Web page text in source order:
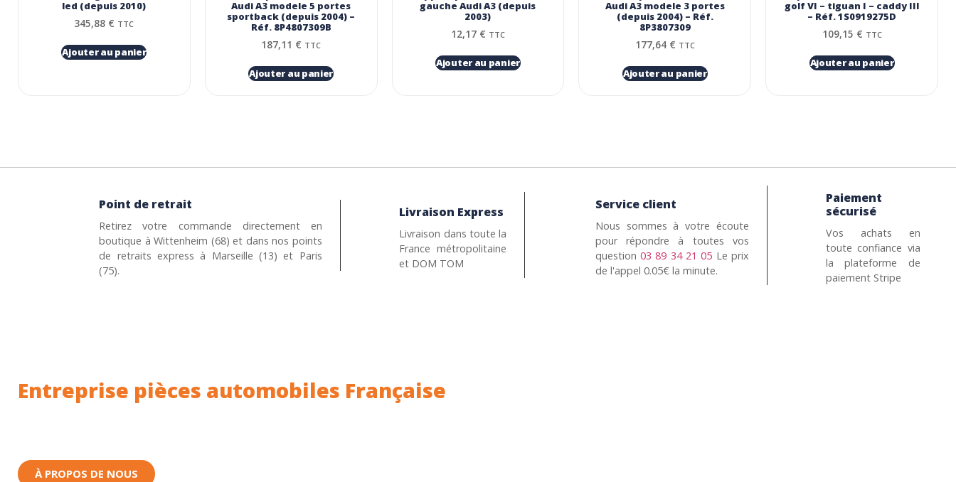
led (depuis 2010)
345,88 € TTC
Ajouter au panier
Audi A3 modele 5 portes
sportback (depuis 2004) –
Réf. 8P4807309B
187,11 € TTC
Ajouter au panier
gauche Audi A3 (depuis
2003)
12,17 € TTC
Ajouter au panier
Audi A3 modele 3 portes
(depuis 2004) – Réf.
8P3807309
177,64 € TTC
Ajouter au panier
golf VI – tiguan I – caddy III
– Réf. 1S0919275D
109,15 € TTC
Ajouter au panier
Point de retrait
Retirez votre commande directement en
boutique à Wittenheim (68) et dans nos points
de retraits express à Marseille (13) et Paris
(75).
Livraison Express
Livraison dans toute la
France métropolitaine
et DOM TOM
Service client
Nous sommes à votre écoute
pour répondre à toutes vos
question03 89 34 21 05 Le prix
de l'appel 0.05€ la minute.
Paiement
sécurisé
Vos achats en
toute confiance via
la plateforme de
paiement Stripe
Entreprise pièces automobiles Française
À PROPOS DE NOUS